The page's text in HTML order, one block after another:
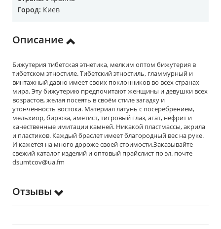
Город: Киев
Описание
Бижутерия тибетская этнетика, мелким оптом бижутерия в
тибетском этностиле. Тибетский этностиль, гламмурный и
винтажный давно имеет своих поклонников во всех странах
мира. Эту бижутерию предпочитают женщины и девушки всех
возрастов, желая посеять в своём стиле загадку и
утончённость востока. Материал латунь с посеребрением,
мельхиор, бирюза, аметист, тигровый глаз, агат, нефрит и
качественные имитации камней. Никакой пластмассы, акрила
и пластиков. Каждый браслет имеет благородный вес на руке.
И кажется на много дороже своей стоимости.Заказывайте
свежий каталог изделий и оптовый прайслист по эл. почте
dsumtcov@ua.fm
Отзывы